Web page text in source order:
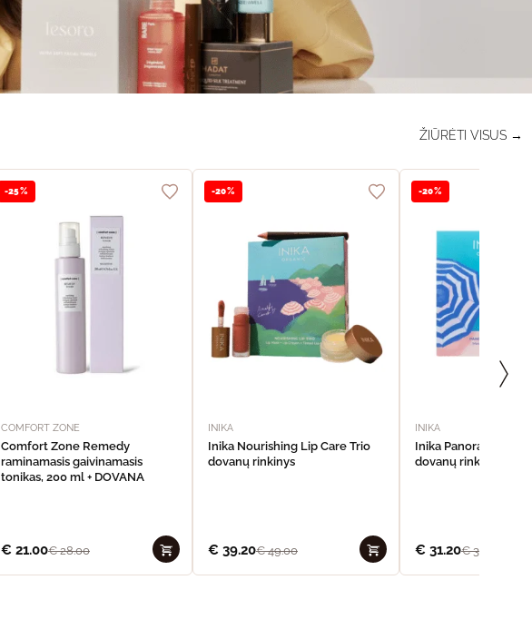
ŽIŪRĖTI VISUS →
-25%
COMFORT ZONE
Comfort Zone Remedy
raminamasis gaivinamasis
tonikas, 200 ml + DOVANA
€ 21.00€28.00
-20%
INIKA
Inika Nourishing Lip Care Trio
dovanų rinkinys
€ 39.20€49.00
-20%
INIKA
Inika Panoramic Eye
dovanų rinkinys
€ 31.20€39.00